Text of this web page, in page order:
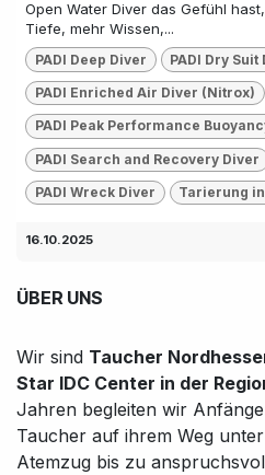
Open Water Diver das Gefühl
Tiefe, mehr Wissen,...
PADI Deep Diver PADI Dry Suit
PADI Enriched Air Diver (Nitrox)
PADI Peak Performance
PADI Search and Recovery Diver
PADI Wreck Diver Tarierung
16.10.2025
ÜBER UNS
Wir sind Taucher
Star IDC Center in der
Jahren begleiten wir
Taucher auf ihrem Weg
Atemzug bis zu